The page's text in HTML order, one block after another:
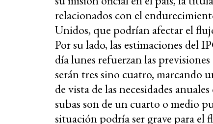
relacionados con el
Unidos, que podrían afectar el
Por su lado, las estimaciones del
día lunes refuerzan las previsiones
serán tres sino cuatro, marcando
de vista de las necesidades
subas son de un cuarto o medio
situación podría ser grave para el